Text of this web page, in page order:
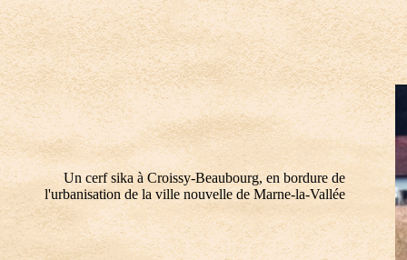
Un cerf sika à Croissy-Beaubourg, en bordure de
l'urbanisation de la ville nouvelle de Marne-la-Vallée